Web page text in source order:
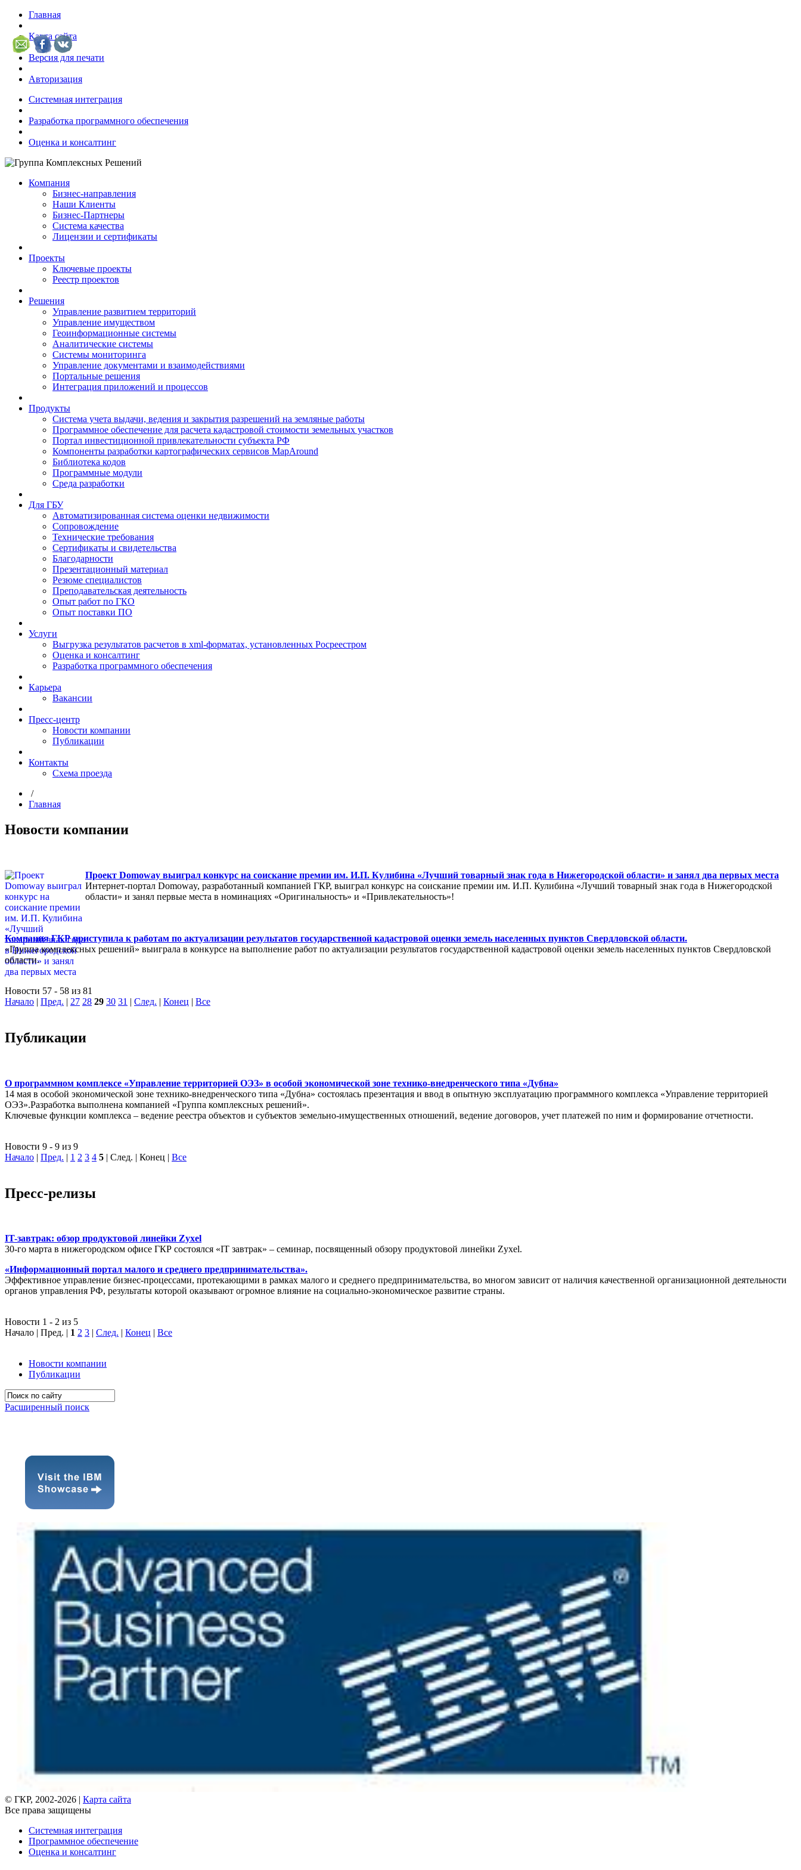
Главная
Карта сайта
Версия для печати
Авторизация
Системная интеграция
Разработка программного обеспечения
Оценка и консалтинг
Компания
Бизнес-направления
Наши Клиенты
Бизнес-Партнеры
Система качества
Лицензии и сертификаты
Проекты
Ключевые проекты
Реестр проектов
Решения
Управление развитием территорий
Управление имуществом
Геоинформационные системы
Аналитические системы
Системы мониторинга
Управление документами и взаимодействиями
Портальные решения
Интеграция приложений и процессов
Продукты
Система учета выдачи, ведения и закрытия разрешений на земляные работы
Программное обеспечение для расчета кадастровой стоимости земельных участков
Портал инвестиционной привлекательности субъекта РФ
Компоненты разработки картографических сервисов MapAround
Библиотека кодов
Программные модули
Среда разработки
Для ГБУ
Автоматизированная система оценки недвижимости
Сопровождение
Технические требования
Сертификаты и свидетельства
Благодарности
Презентационный материал
Резюме специалистов
Преподавательская деятельность
Опыт работ по ГКО
Опыт поставки ПО
Услуги
Выгрузка результатов расчетов в xml-форматах, установленных Росреестром
Оценка и консалтинг
Разработка программного обеспечения
Карьера
Вакансии
Пресс-центр
Новости компании
Публикации
Контакты
Схема проезда
/
Главная
Новости компании
Проект Domoway выиграл конкурс на соискание премии им. И.П. Кулибина «Лучший товарный знак года в Нижегородской области» и занял два первых места
Интернет-портал Domoway, разработанный компанией ГКР, выиграл конкурс на соискание премии им. И.П. Кулибина «Лучший товарный знак года в Нижегородской
области» и занял первые места в номинациях «Оригинальность» и «Привлекательность»!
Компания ГКР приступила к работам по актуализации результатов государственной кадастровой оценки земель населенных пунктов Свердловской области.
«Группа комплексных решений» выиграла в конкурсе на выполнение работ по актуализации результатов государственной кадастровой оценки земель населенных пунктов Свердловской
области.
Новости 57 - 58 из 81
Начало | Пред. | 27 28 29 30 31 | След. | Конец | Все
Публикации
О программном комплексе «Управление территорией ОЭЗ» в особой экономической зоне технико-внедренческого типа «Дубна»
14 мая в особой экономической зоне технико-внедренческого типа «Дубна» состоялась презентация и ввод в опытную эксплуатацию программного комплекса «Управление территорией
ОЭЗ».Разработка выполнена компанией «Группа комплексных решений».
Ключевые функции комплекса – ведение реестра объектов и субъектов земельно-имущественных отношений, ведение договоров, учет платежей по ним и формирование отчетности.
Новости 9 - 9 из 9
Начало | Пред. | 1 2 3 4 5 | След. | Конец | Все
Пресс-релизы
IT-завтрак: обзор продуктовой линейки Zyxel
30-го марта в нижегородском офисе ГКР состоялся «IT завтрак» – семинар, посвященный обзору продуктовой линейки Zyxel.
«Информационный портал малого и среднего предпринимательства».
Эффективное управление бизнес-процессами, протекающими в рамках малого и среднего предпринимательства, во многом зависит от наличия качественной организационной деятельности
органов управления РФ, результаты которой оказывают огромное влияние на социально-экономическое развитие страны.
Новости 1 - 2 из 5
Начало | Пред. | 1 2 3 | След. | Конец | Все
Новости компании
Публикации
Расширенный поиск
© ГКР, 2002-2026 | Карта сайта
Все права защищены
Системная интеграция
Программное обеспечение
Оценка и консалтинг